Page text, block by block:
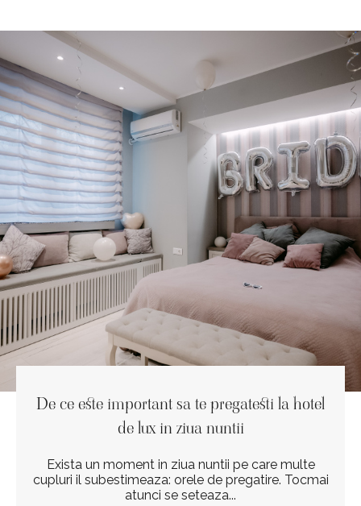
De ce este important sa te pregatesti la hotel
de lux in ziua nuntii
Exista un moment in ziua nuntii pe care multe
cupluri il subestimeaza: orele de pregatire. Tocmai
atunci se seteaza...